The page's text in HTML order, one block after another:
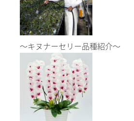
～キヌナーセリー品種紹介～